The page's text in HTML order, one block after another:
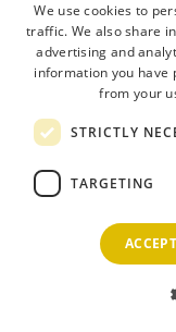
BADKAMER LED-
We use cookies to
traffic. We also share
advertising and
information you have
from your
STRICTLY
TARGETING